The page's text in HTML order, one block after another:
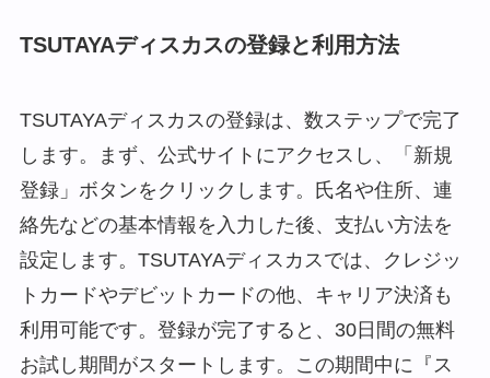
TSUTAYAディスカスの登録と利用方法
TSUTAYAディスカスの登録は、数ステップで完了
します。まず、公式サイトにアクセスし、「新規
登録」ボタンをクリックします。氏名や住所、連
絡先などの基本情報を入力した後、支払い方法を
設定します。TSUTAYAディスカスでは、クレジッ
トカードやデビットカードの他、キャリア決済も
利用可能です。登録が完了すると、30日間の無料
お試し期間がスタートします。この期間中に『ス